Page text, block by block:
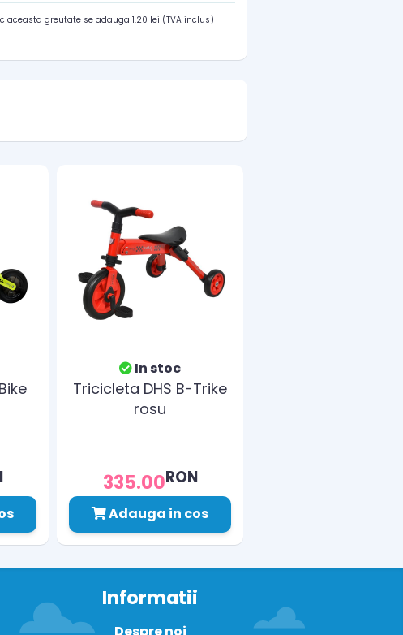
aceasta greutate se adauga 1.20 lei (TVA inclus)
In stoc
Tricicleta DHS B-Trike
rosu
335.00RON
Adauga in cos
Informatii
Despre noi